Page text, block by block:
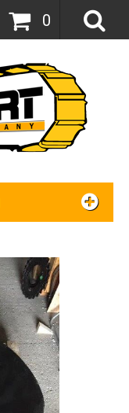
0